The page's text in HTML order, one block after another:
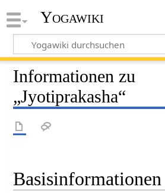
Yogawiki
Informationen zu
„Jyotiprakasha“
Basisinformationen